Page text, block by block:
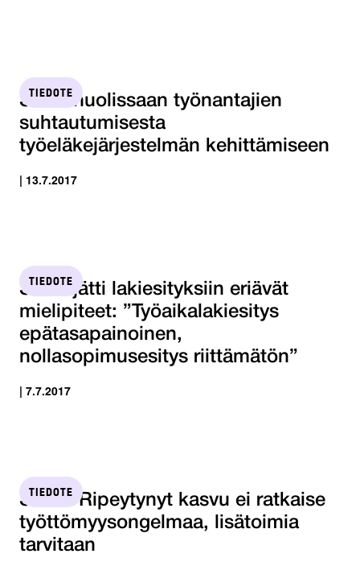
TIEDOTE
STTK huolissaan työnantajien
suhtautumisesta
työeläkejärjestelmän kehittämiseen
| 13.7.2017
TIEDOTE
STTK jätti lakiesityksiin eriävät
mielipiteet: ”Työaikalakiesitys
epätasapainoinen,
nollasopimusesitys riittämätön”
| 7.7.2017
TIEDOTE
STTK: Ripeytynyt kasvu ei ratkaise
työttömyysongelmaa, lisätoimia
tarvitaan